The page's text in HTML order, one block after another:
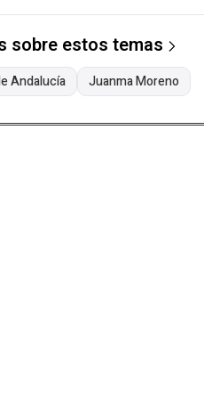
sobre estos temas
Andalucía Juanma Moreno